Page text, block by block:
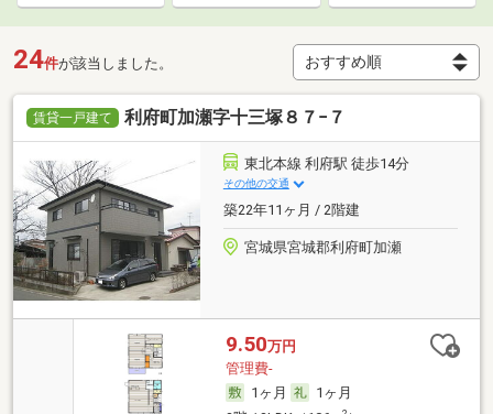
24件が該当しました。
賃貸一戸建て 利府町加瀬字十三塚８７−７
東北本線 利府駅 徒歩14分
その他の交通
築22年11ヶ月 / 2階建
宮城県宮城郡利府町加瀬
9.50万円
管理費-
1ヶ月
1ヶ月